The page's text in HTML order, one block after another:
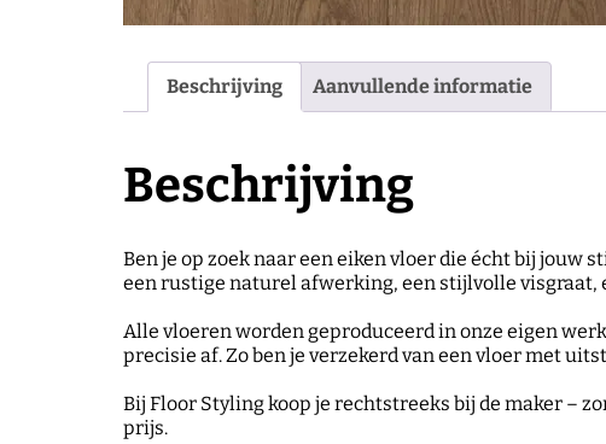
Beschrijving Aanvullende informatie
Beschrijving
Ben je op zoek naar een eiken vloer die écht bij jouw
een rustige naturel afwerking, een stijlvolle visgraat,
Alle vloeren worden geproduceerd in onze eigen
precisie af. Zo ben je verzekerd van een vloer met
Bij Floor Styling koop je rechtstreeks bij de maker –
prijs.